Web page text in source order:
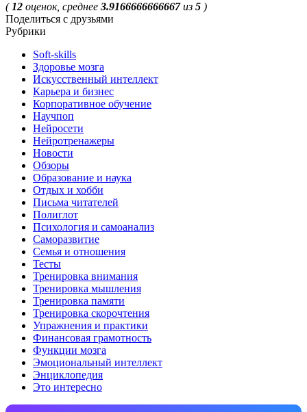
( 12 оценок, среднее 3.9166666666667из 5 )
Поделиться с друзьями
Рубрики
Soft-skills
Здоровье мозга
Искусственный интеллект
Карьера и бизнес
Корпоративное обучение
Научпоп
Нейросети
Нейротренажеры
Новости
Обзоры
Образование и наука
Отдых и хобби
Письма читателей
Полиглот
Психология и самоанализ
Саморазвитие
Семья и отношения
Тесты
Тренировка внимания
Тренировка мышления
Тренировка памяти
Тренировка скорочтения
Упражнения и практики
Финансовая грамотность
Функции мозга
Эмоциональный интеллект
Энциклопедия
Это интересно